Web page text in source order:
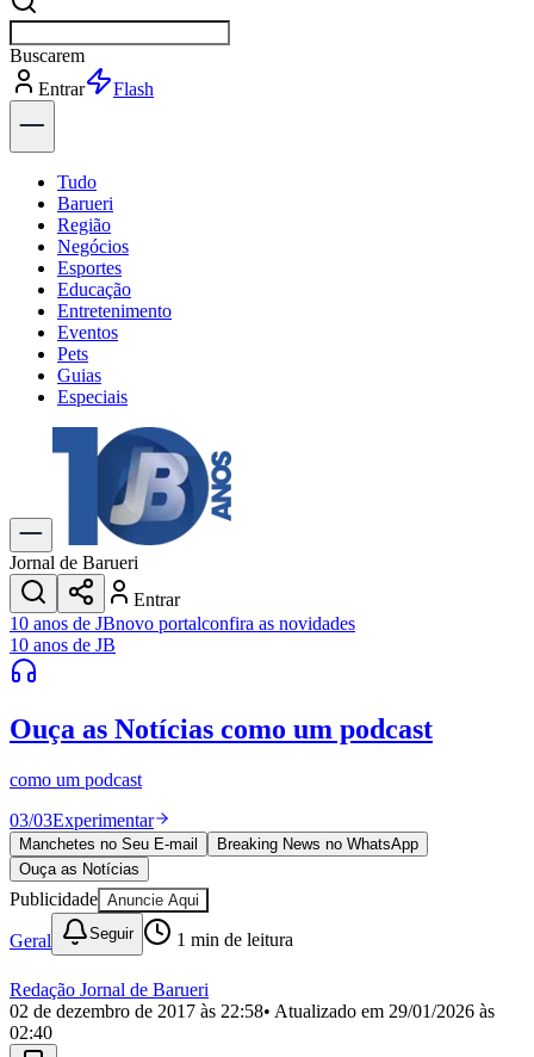
Buscarpolítica
Entrar
Explorar
Tudo
Barueri
Região
Negócios
Esportes
Educação
Entretenimento
Eventos
Pets
Guias
Especiais
Explore Tudo
Últimas Notícias
Previsão do Tempo
Trânsito e Rotas
Dia a Dia & Lazer
Transportes
Gastronomia
Cinema & Shows
JogosNovo
Para Sua Empresa
Anuncie no Portal
Cadastrar Empresa
Divulgar Vagas
Publicidade Legal
Política
Eleições
Esportes
Saúde
Segurança
Cultura
Meio Ambiente
Obras
Educação
Bairros de Barueri
Jornal de Barueri
Entrar
10 anos de JBnovo portalconfira as novidades
10 anos de JB
Ouça as Notícias como um podcast
como um podcast
03/03Experimentar
Manchetes no Seu E-mail
Breaking News no WhatsApp
Ouça as Notícias
Publicidade Anuncie Aqui
Geral Seguir 1 min de leitura
Redação Jornal de Barueri
02 de dezembro de 2017 às 22:58• Atualizado em 29/01/2026 às
02:40